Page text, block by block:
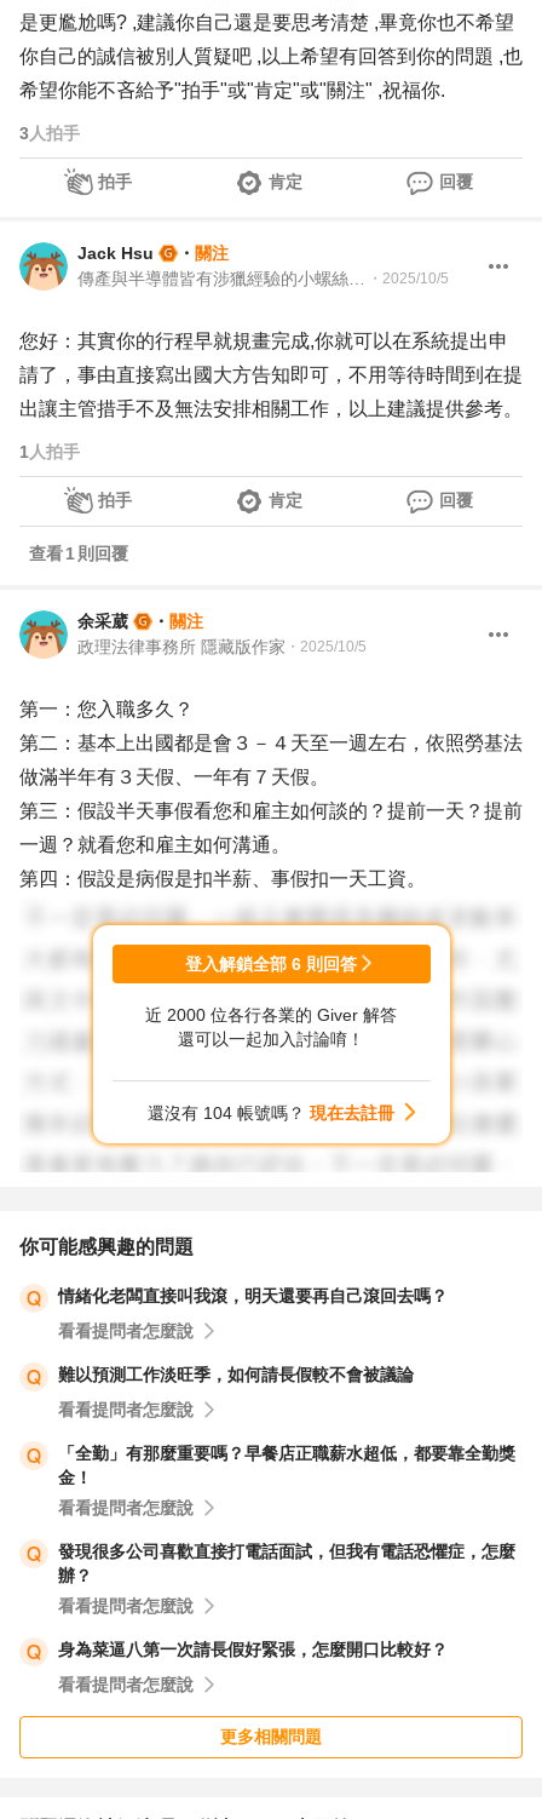
是更尷尬嗎? ,建議你自己還是要思考清楚 ,畢竟你也不希望
你自己的誠信被別人質疑吧 ,以上希望有回答到你的問題 ,也
希望你能不吝給予"拍手"或"肯定"或"關注" ,祝福你.
3人拍手
拍手 肯定 回覆
Jack Hsu ・ 關注
・ 2025/10/5
您好：其實你的行程早就規畫完成,你就可以在系統提出申
請了，事由直接寫出國大方告知即可，不用等待時間到在提
出讓主管措手不及無法安排相關工作，以上建議提供參考。
1 人拍手
拍手 肯定 回覆
查看1 則回覆
余采葳 ・ 關注
政理法律事務所 隱藏版作家 ・ 2025/10/5
第一：您入職多久？
第二：基本上出國都是會３－４天至一週左右，依照勞基法
做滿半年有３天假、一年有７天假。
第三：假設半天事假看您和雇主如何談的？提前一天？提前
一週？就看您和雇主如何溝通。
第四：假設是病假是扣半薪、事假扣一天工資。
登入解鎖全部 6 則回答
近 2000 位各行各業的 Giver 解答
還可以一起加入討論唷！
還沒有 104 帳號嗎？ 現在去註冊
你可能感興趣的問題
情緒化老闆直接叫我滾，明天還要再自己滾回去嗎？
看看提問者怎麼說
難以預測工作淡旺季，如何請長假較不會被議論
看看提問者怎麼說
「全勤」有那麼重要嗎？早餐店正職薪水超低，都要靠全勤獎
金！
看看提問者怎麼說
發現很多公司喜歡直接打電話面試，但我有電話恐懼症，怎麼
辦？
看看提問者怎麼說
身為菜逼八第一次請長假好緊張，怎麼開口比較好？
看看提問者怎麼說
更多相關問題